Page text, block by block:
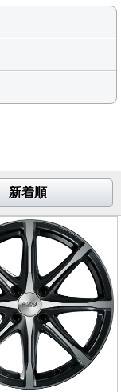
新着順